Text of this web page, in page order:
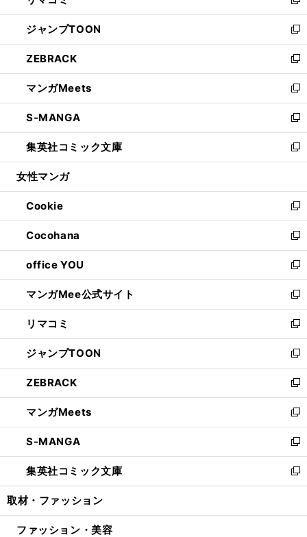
開
く
ウ
で
開
く
ン
ド
ウ
で
開
く
ウ
ィ
ン
ド
ウ
で
開
く
新
し
い
ウ
ィ
ン
ド
ウ
で
開
く
ジャンプTOON
新
し
い
ウ
ィ
ン
ド
ウ
で
開
ZEBRACK
新
し
い
ウ
ィ
ン
ド
ウ
開
く
マンガMeets
新
し
い
ウ
ィ
ン
ウ
で
開
く
S-MANGA
新
し
い
ウ
ン
ド
ウ
で
開
く
集英社コミック文庫
新
し
ウ
ィ
ン
ド
ウ
で
開
く
女性マンガ
Cookie
新
し
い
ウ
ィ
ン
ド
ウ
で
開
く
Cocohana
新
し
い
ウ
ィ
ン
ド
ウ
で
開
く
office YOU
新
し
い
ウ
ィ
ン
ド
ウ
で
開
く
マンガMee公式サイト
新
し
い
ウ
ィ
ン
ド
ウ
で
開
く
リマコミ
新
し
い
ウ
ィ
ン
ド
ウ
で
開
く
ジャンプTOON
新
し
い
ウ
ィ
ン
ド
ウ
で
開
ZEBRACK
新
し
い
ウ
ィ
ン
ド
ウ
開
マンガMeets
新
し
い
ウ
ィ
ン
ウ
S-MANGA
新
し
い
ウ
ン
集英社コミック文庫
新
し
ウ
取材・ファッション
ファッション・美容